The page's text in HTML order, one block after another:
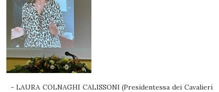
- LAURA COLNAGHI CALISSONI (Presidentessa dei Cavalieri